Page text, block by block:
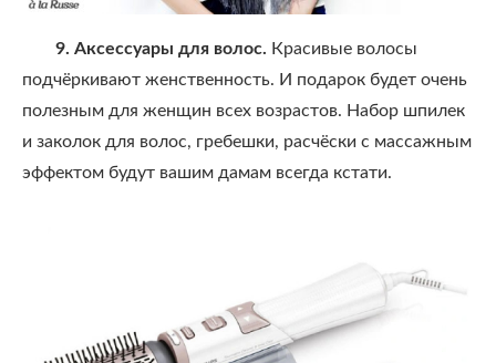
9. Аксессуары для волос. Красивые волосы
подчёркивают женственность. И подарок будет очень
полезным для женщин всех возрастов. Набор шпилек
и заколок для волос, гребешки, расчёски с массажным
эффектом будут вашим дамам всегда кстати.